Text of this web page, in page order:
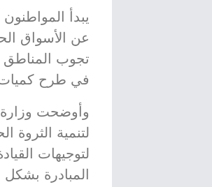
يبدأ
تجوب
في طرح كميات
وأوضحت وزارة
لتنمية الثروة
لتوجيهات
المبادرة